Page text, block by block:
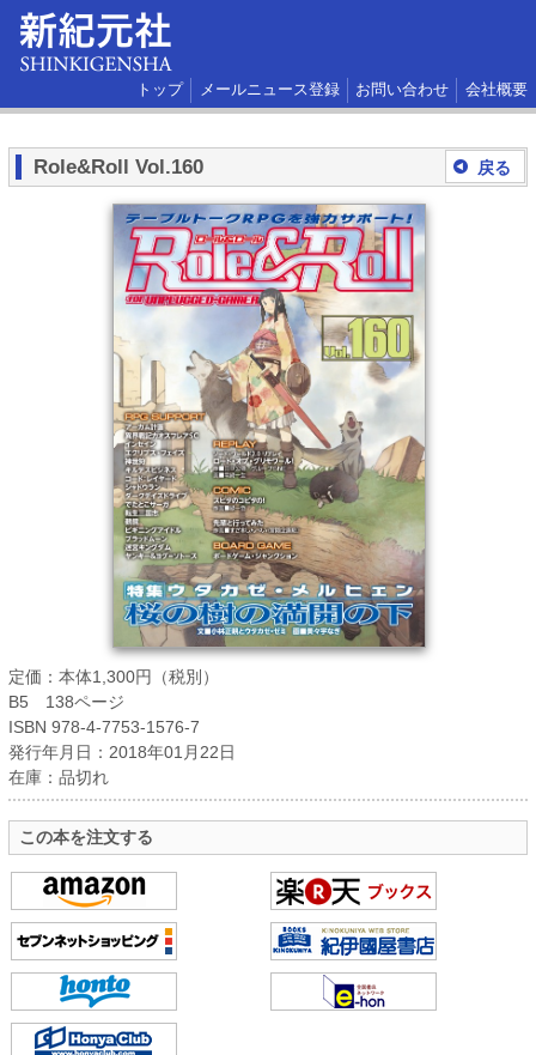
トップ メールニュース登録 お問い合わせ 会社概要
戻る
Role&Roll Vol.160
定価：本体1,300円（税別）
B5 138ページ
ISBN 978-4-7753-1576-7
発行年月日：2018年01月22日
在庫：品切れ
この本を注文する